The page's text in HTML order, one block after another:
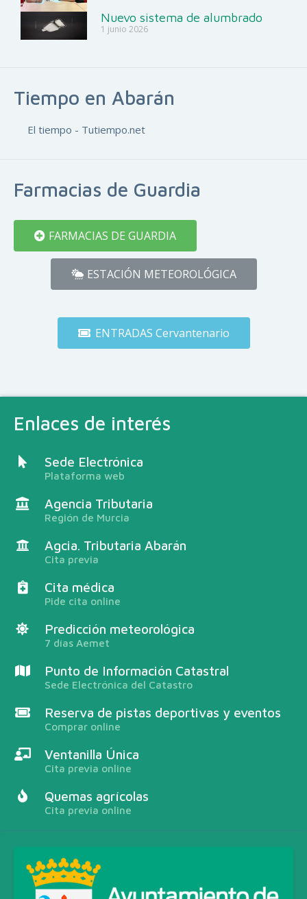
Enlaces de interés
Sede Electrónica
Plataforma web
Agencia Tributaria
Región de Murcia
Agcia. Tributaria Abarán
Cita previa
Cita médica
Pide cita online
Predicción meteorológica
7 días Aemet
Punto de Información Catastral
Sede Electrónica del Catastro
Reserva de pistas deportivas y eventos
Comprar online
Ventanilla Única
Cita previa online
Quemas agrícolas
Cita previa online
Tiempo en Abarán
El tiempo - Tutiempo.net
Farmacias de Guardia
FARMACIAS DE GUARDIA
ESTACIÓN METEOROLÓGICA
ENTRADAS Cervantenario
Nuevo sistema de alumbrado
1 junio 2026